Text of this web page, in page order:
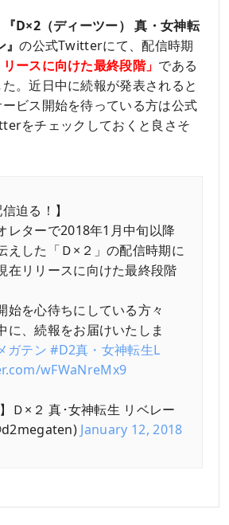
『D×2（ディーツー） 真・女神転
』の公式Twitterにて、配信時期
リースに向けた最終段階」 である
。近日中に続報が発表されると
ビス開始を待っている方は公式
をチェックしておくと良さそ
迫る！】
レターで2018年1月中旬以降
えした「Ｄ×２」の配信時期に
在リリースに向けた最終段階
始を心待ちにしている方々
に、続報をお届けいたしま
ガテン #D2真・女神転生L
wFWaNreMx9
Ｄ×２ 真･女神転生 リベレー
January 12, 2018